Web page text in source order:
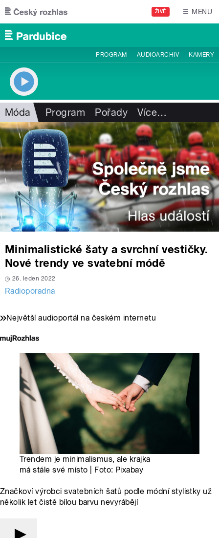
Přejít k hlavnímu obsahu
ŽIVĚ MENU
PROGRAM AUDIOARCHIV KAMERY
Móda Program Pořady Více…
Minimalistické šaty a svrchní vestičky.
Nové trendy ve svatební módě
26. leden 2022
Radioporadna
Největší audioportál na českém internetu
Trendem je minimalismus, ale krajka
má stále své místo | Foto: Pixabay
Značkoví výrobci svatebních šatů podle módní stylistky už
několik let čistě bílou barvu nevyrábějí